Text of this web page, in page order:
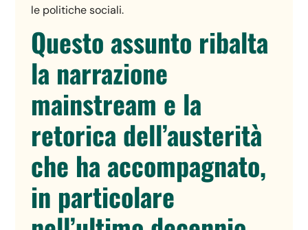
le politiche sociali.
Questo assunto ribalta
la narrazione
mainstream e la
retorica dell’austerità
che ha accompagnato,
in particolare